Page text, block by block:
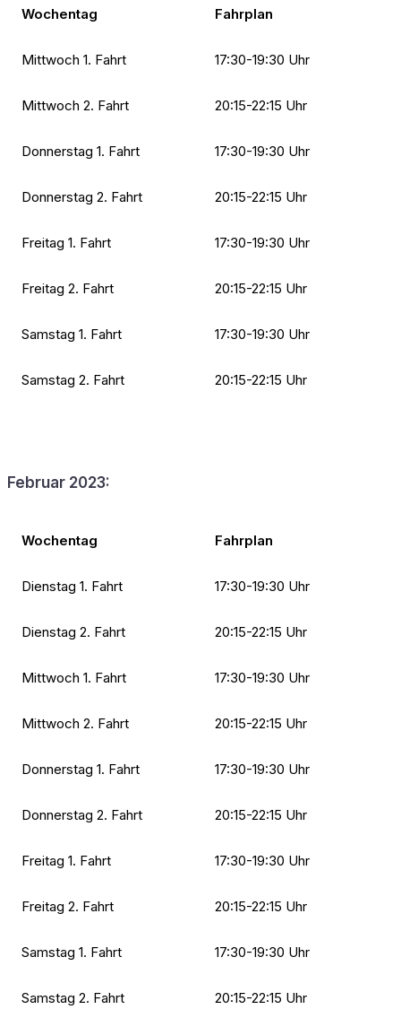
Wochentag Fahrplan
Mittwoch 1. Fahrt 17:30-19:30 Uhr
Mittwoch 2. Fahrt 20:15-22:15 Uhr
Donnerstag 1. Fahrt 17:30-19:30 Uhr
Donnerstag 2. Fahrt 20:15-22:15 Uhr
Freitag 1. Fahrt 17:30-19:30 Uhr
Freitag 2. Fahrt 20:15-22:15 Uhr
Samstag 1. Fahrt 17:30-19:30 Uhr
Samstag 2. Fahrt 20:15-22:15 Uhr
Februar 2023:
Wochentag Fahrplan
Dienstag 1. Fahrt 17:30-19:30 Uhr
Dienstag 2. Fahrt 20:15-22:15 Uhr
Mittwoch 1. Fahrt 17:30-19:30 Uhr
Mittwoch 2. Fahrt 20:15-22:15 Uhr
Donnerstag 1. Fahrt 17:30-19:30 Uhr
Donnerstag 2. Fahrt 20:15-22:15 Uhr
Freitag 1. Fahrt 17:30-19:30 Uhr
Freitag 2. Fahrt 20:15-22:15 Uhr
Samstag 1. Fahrt 17:30-19:30 Uhr
Samstag 2. Fahrt 20:15-22:15 Uhr